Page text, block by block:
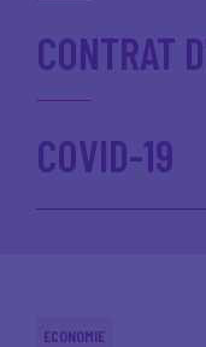
CONTRAT
COVID-19
ECONOMIE